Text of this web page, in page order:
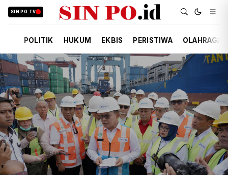
SIN PO TV
POLITIK HUKUM EKBIS PERISTIWA OLAHRAGA